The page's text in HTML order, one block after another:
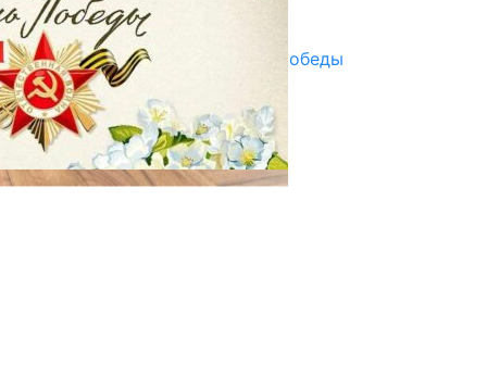
29.04.2025
Награды в преддверии Дня Победы
29.04.2025